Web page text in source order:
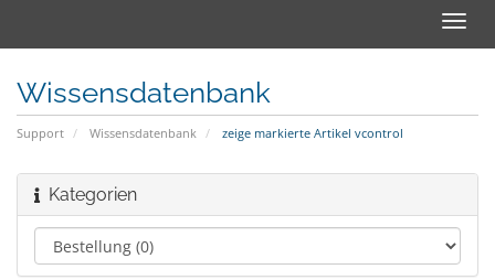
Wissensdatenbank
Support Wissensdatenbank zeige markierte Artikel vcontrol
Kategorien